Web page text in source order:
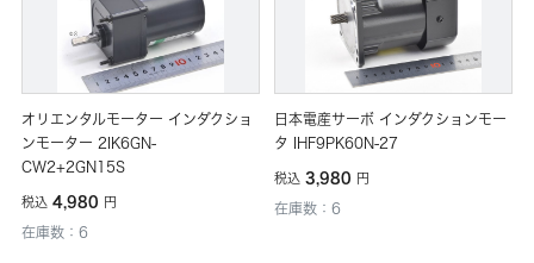
オリエンタルモーター インダクショ
ンモーター 2IK6GN-
CW2+2GN15S
税込4,980 円
在庫数：6
日本電産サーボ インダクションモー
タ IHF9PK60N-27
税込3,980 円
在庫数：6